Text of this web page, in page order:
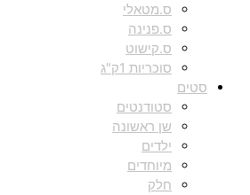
ס.מטאלי
ס.פנינה
ס.קישוט
סוכריות 1ק"ג
סטים
סטודנטים
שן ראשונה
ילדים
מיוחדים
חלק